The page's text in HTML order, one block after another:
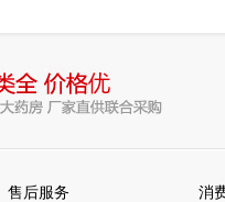
售后服务 消